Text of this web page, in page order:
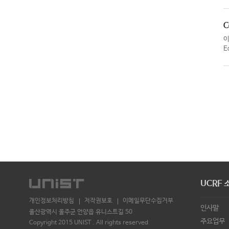
개인정보처리방침 저작권보호
이메일무단수집거부
울산광역시 울주군 언양읍 유니스트길 50
Copyright 2015 UNIST . All rights reserved
UCRF
인사말
주요업무